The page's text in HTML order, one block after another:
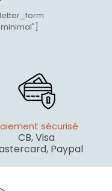
sécurisé
CB, Visa
Paypal